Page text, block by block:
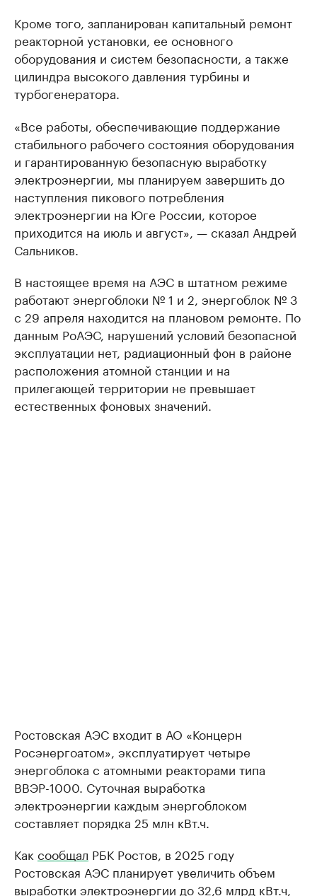
Кроме того, запланирован капитальный ремонт
реакторной установки, ее основного
оборудования и систем безопасности, а также
цилиндра высокого давления турбины и
турбогенератора.
«Все работы, обеспечивающие поддержание
стабильного рабочего состояния оборудования
и гарантированную безопасную выработку
электроэнергии, мы планируем завершить до
наступления пикового потребления
электроэнергии на Юге России, которое
приходится на июль и август», — сказал Андрей
Сальников.
В настоящее время на АЭС в штатном режиме
работают энергоблоки № 1 и 2, энергоблок № 3
с 29 апреля находится на плановом ремонте. По
данным РоАЭС, нарушений условий безопасной
эксплуатации нет, радиационный фон в районе
расположения атомной станции и на
прилегающей территории не превышает
естественных фоновых значений.
Ростовская АЭС входит в АО «Концерн
Росэнергоатом», эксплуатирует четыре
энергоблока с атомными реакторами типа
ВВЭР-1000. Суточная выработка
электроэнергии каждым энергоблоком
составляет порядка 25 млн кВт.ч.
Как сообщал РБК Ростов, в 2025 году
Ростовская АЭС планирует увеличить объем
выработки электроэнергии до 32,6 млрд кВт.ч,